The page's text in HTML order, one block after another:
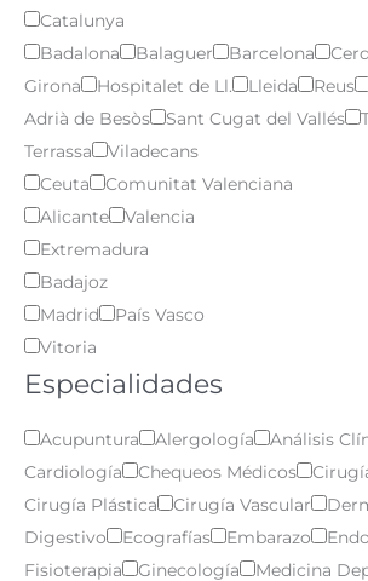
Catalunya
Badalona
Balaguer Barcelona
Girona
Hospitalet de Ll. Lleida Reus
Adrià de Besòs
Sant Cugat del Vallés
Terrassa
Viladecans
Ceuta
Comunitat Valenciana
Alicante
Valencia
Extremadura
Badajoz
Madrid
País Vasco
Vitoria
Especialidades
Acupuntura Alergología Análisis
Cardiología
Chequeos Médicos
Cirugía Plástica
Cirugía Vascular
Digestivo
Ecografías Embarazo
Fisioterapia
Ginecología Medicina